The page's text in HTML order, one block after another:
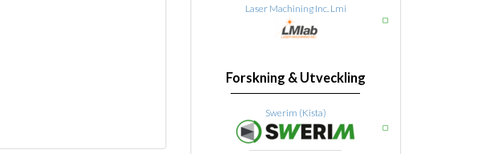
Laser Machining Inc. Lmi
Forskning & Utveckling
Swerim (Kista)